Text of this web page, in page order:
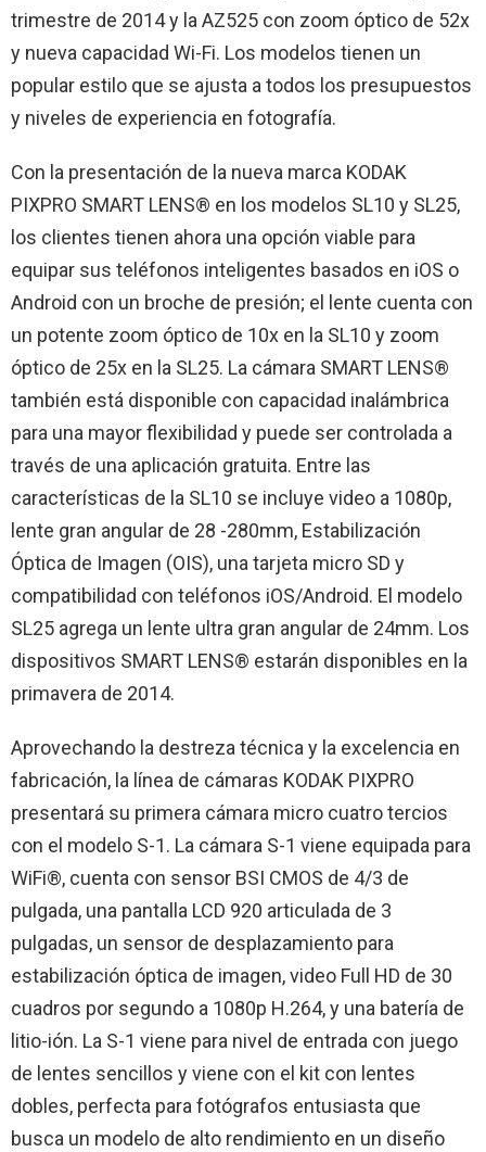
trimestre de 2014 y la AZ525 con zoom óptico de 52x
y nueva capacidad Wi-Fi. Los modelos tienen un
popular estilo que se ajusta a todos los presupuestos
y niveles de experiencia en fotografía.
Con la presentación de la nueva marca KODAK
PIXPRO SMART LENS® en los modelos SL10 y SL25,
los clientes tienen ahora una opción viable para
equipar sus teléfonos inteligentes basados en iOS o
Android con un broche de presión; el lente cuenta con
un potente zoom óptico de 10x en la SL10 y zoom
óptico de 25x en la SL25. La cámara SMART LENS®
también está disponible con capacidad inalámbrica
para una mayor flexibilidad y puede ser controlada a
través de una aplicación gratuita. Entre las
características de la SL10 se incluye video a 1080p,
lente gran angular de 28 -280mm, Estabilización
Óptica de Imagen (OIS), una tarjeta micro SD y
compatibilidad con teléfonos iOS/Android. El modelo
SL25 agrega un lente ultra gran angular de 24mm. Los
dispositivos SMART LENS® estarán disponibles en la
primavera de 2014.
Aprovechando la destreza técnica y la excelencia en
fabricación, la línea de cámaras KODAK PIXPRO
presentará su primera cámara micro cuatro tercios
con el modelo S-1. La cámara S-1 viene equipada para
WiFi®, cuenta con sensor BSI CMOS de 4/3 de
pulgada, una pantalla LCD 920 articulada de 3
pulgadas, un sensor de desplazamiento para
estabilización óptica de imagen, video Full HD de 30
cuadros por segundo a 1080p H.264, y una batería de
litio-ión. La S-1 viene para nivel de entrada con juego
de lentes sencillos y viene con el kit con lentes
dobles, perfecta para fotógrafos entusiasta que
busca un modelo de alto rendimiento en un diseño